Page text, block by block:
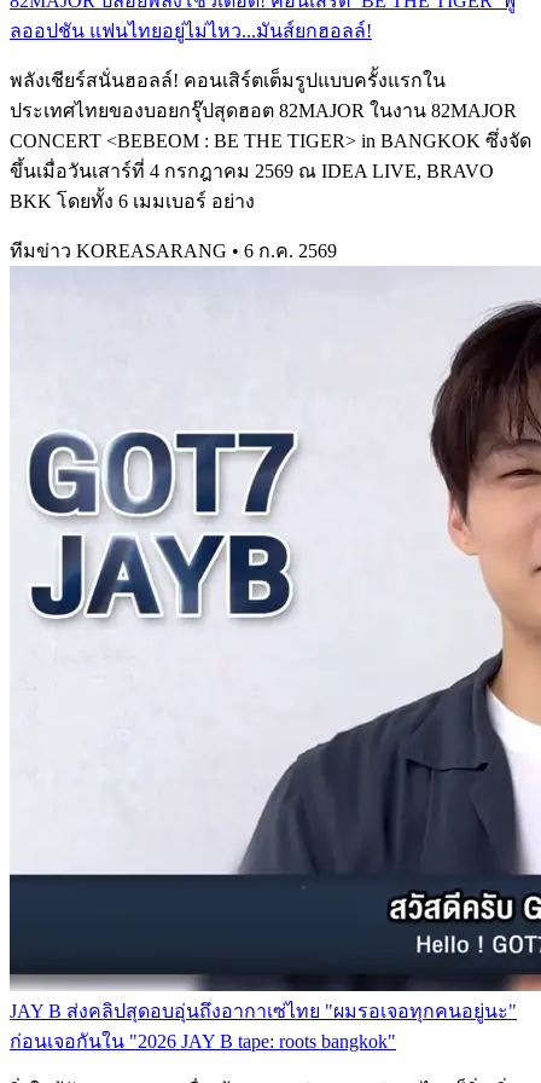
ลออปชัน แฟนไทยอยู่ไม่ไหว...มันส์ยกฮอลล์!
พลังเชียร์สนั่นฮอลล์! คอนเสิร์ตเต็มรูปแบบครั้งแรกใน
ประเทศไทยของบอยกรุ๊ปสุดฮอต 82MAJOR ในงาน 82MAJOR
CONCERT <BEBEOM : BE THE TIGER> in BANGKOK ซึ่งจัด
ขึ้นเมื่อวันเสาร์ที่ 4 กรกฎาคม 2569 ณ IDEA LIVE, BRAVO
BKK โดยทั้ง 6 เมมเบอร์ อย่าง
ทีมข่าว KOREASARANG • 6 ก.ค. 2569
JAY B ส่งคลิปสุดอบอุ่นถึงอากาเซ่ไทย "ผมรอเจอทุกคนอยู่นะ"
ก่อนเจอกันใน "2026 JAY B tape: roots bangkok"